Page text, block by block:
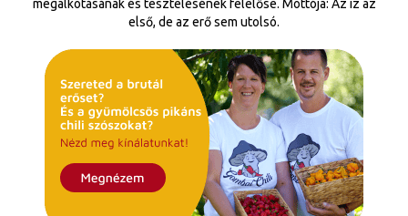
megalkotásának és tesztelésének felelőse. Mottója: Az íz az
első, de az erő sem utolsó.